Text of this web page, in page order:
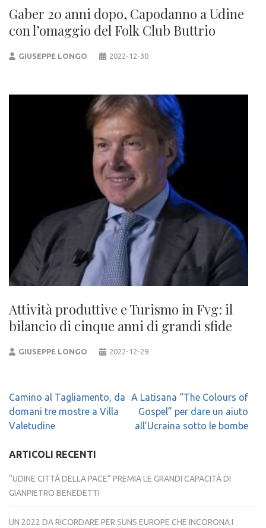
Gaber 20 anni dopo, Capodanno a Udine
con l’omaggio del Folk Club Buttrio
GIUSEPPE LONGO 2022-12-30
Attività produttive e Turismo in Fvg: il
bilancio di cinque anni di grandi sfide
GIUSEPPE LONGO 2022-12-29
Navigazione
articoli
Camino al Tagliamento, da
domani tre mostre a Villa
Valetudine
A Latisana “The Colours of
Gospel” per dare un aiuto
all’Ucraina sotto le bombe
ARTICOLI RECENTI
“UDINE CITTÀ DELLA PACE” PREMIA LE GRANDI CAPACITÀ DI
GIANPIETRO BENEDETTI
UN 2022 DA RICORDARE PER SUNS EUROPE CHE INCORONA I